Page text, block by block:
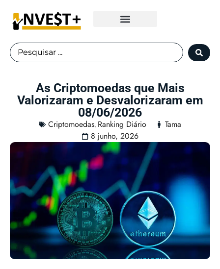
As Criptomoedas que Mais
Valorizaram e Desvalorizaram em
08/06/2026
Criptomoedas, Ranking Diário
Tama
8 junho, 2026